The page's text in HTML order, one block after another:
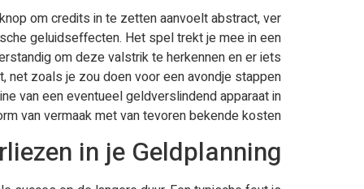
om credits in te zetten aanvoelt abstract, ver
geluidseffecten. Het spel trekt je mee in een
om deze valstrik te herkennen en er iets
net zoals je zou doen voor een avondje stappen
van een eventueel geldverslindend apparaat in
van vermaak met van tevoren bekende kosten.
in je Geldplanning